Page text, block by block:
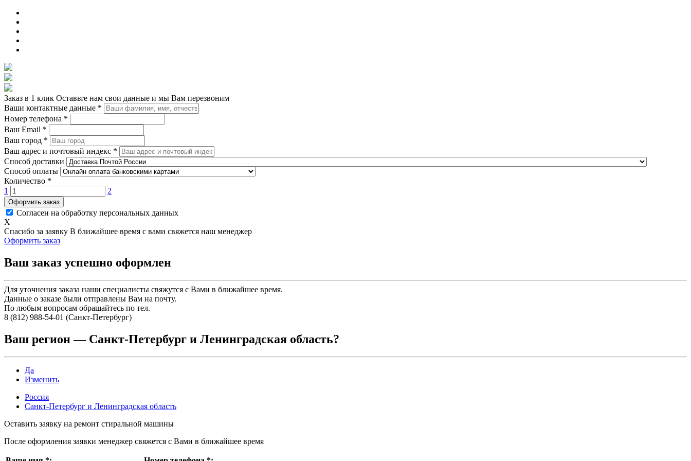
Заказ в 1 клик Оставьте нам свои данные и мы Вам перезвоним
Ваши контактные данные *
Номер телефона *
Ваш Email *
Ваш город *
Ваш адрес и почтовый индекс *
Способ доставки
Способ оплаты
Количество *
1
2
Оформить заказ
Согласен на обработку персональных данных
X
Спасибо за заявку В ближайшее время с вами свяжется наш менеджер
Оформить заказ
Ваш заказ успешно оформлен
Для уточнения заказа наши специалисты свяжутся с Вами в ближайшее время.
Данные о заказе были отправлены Вам на почту.
По любым вопросам обращайтесь по тел.
8 (812) 988-54-01 (Санкт-Петербург)
Ваш регион — Санкт-Петербург и Ленинградская область?
Да
Изменить
Россия
Санкт-Петербург и Ленинградская область
Оставить заявку на ремонт стиральной машины
После оформления заявки менеджер свяжется с Вами в ближайшее время